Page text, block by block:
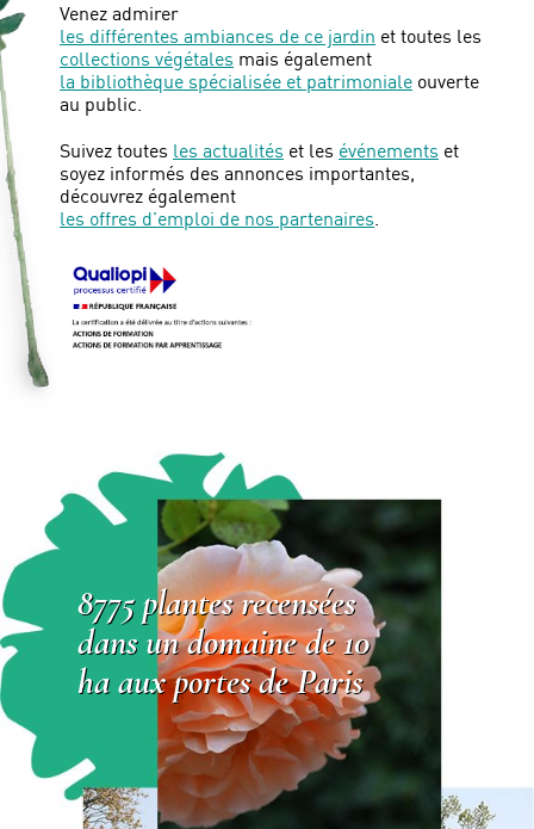
Venez admirer
les différentes ambiances de ce jardin et toutes les
collections végétales mais également
la bibliothèque spécialisée et patrimoniale ouverte
au public.
Suivez toutes les actualités et les événements et
soyez informés des annonces importantes,
découvrez également
les offres d’emploi de nos partenaires
8775 plantes recensées
dans un domaine de 10
ha aux portes de Paris